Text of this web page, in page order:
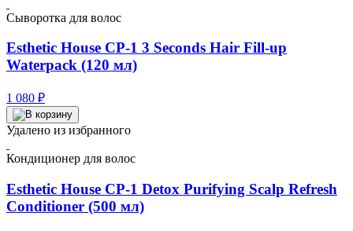
Сыворотка для волос
Esthetic House CP-1 3 Seconds Hair Fill-up
Waterpack (120 мл)
1 080 ₽
Удалено из избранного
Кондиционер для волос
Esthetic House CP-1 Detox Purifying Scalp Refresh
Conditioner (500 мл)